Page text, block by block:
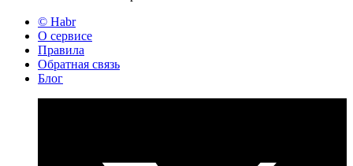
© Habr
О сервисе
Правила
Обратная связь
Блог